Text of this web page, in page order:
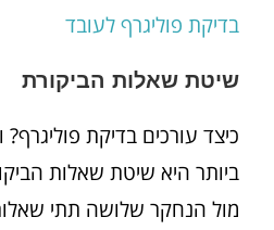
בדיקת פוליגרף לעובד
שיטת שאלות הביקורת
כיצד עורכים בדיקת
ביותר היא שיטת שאלות
מול הנחקר שלושה תתי